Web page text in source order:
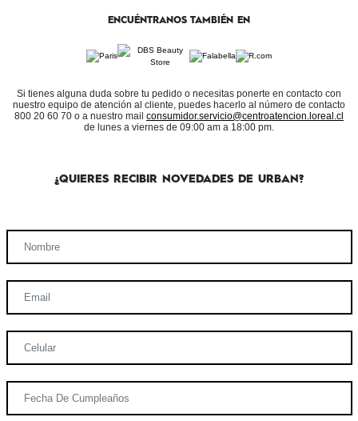
ENCUÉNTRANOS TAMBIÉN EN
Si tienes alguna duda sobre tu pedido o necesitas ponerte en contacto con
nuestro equipo de atención al cliente, puedes hacerlo al número de contacto
800 20 60 70 o a nuestro mail consumidor.servicio@centroatencion.loreal.cl
de lunes a viernes de 09:00 am a 18:00 pm.
¿QUIERES RECIBIR NOVEDADES DE URBAN?